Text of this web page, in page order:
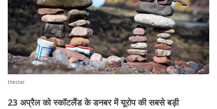
thestar
23 अप्रैल को स्कॉटलैंड के डनबर में यूरोप की सबसे बड़ी